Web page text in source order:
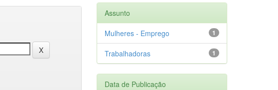
Assunto
1
Mulheres - Emprego
1
Trabalhadoras
Data de Publicação